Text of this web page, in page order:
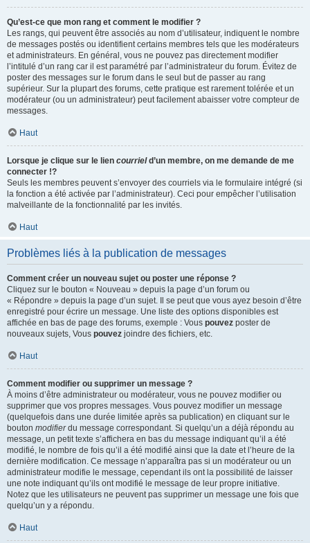
Qu’est-ce que mon rang et comment le modifier ?
Les rangs, qui peuvent être associés au nom d’utilisateur, indiquent le nombre
de messages postés ou identifient certains membres tels que les modérateurs
et administrateurs. En général, vous ne pouvez pas directement modifier
l’intitulé d’un rang car il est paramétré par l’administrateur du forum. Évitez de
poster des messages sur le forum dans le seul but de passer au rang
supérieur. Sur la plupart des forums, cette pratique est rarement tolérée et un
modérateur (ou un administrateur) peut facilement abaisser votre compteur de
messages.
Haut
Lorsque je clique sur le lien courrield’un membre, on me demande de me
connecter !?
Seuls les membres peuvent s’envoyer des courriels via le formulaire intégré (si
la fonction a été activée par l’administrateur). Ceci pour empêcher l’utilisation
malveillante de la fonctionnalité par les invités.
Haut
Problèmes liés à la publication de messages
Comment créer un nouveau sujet ou poster une réponse ?
Cliquez sur le bouton « Nouveau » depuis la page d’un forum ou
« Répondre » depuis la page d’un sujet. Il se peut que vous ayez besoin d’être
enregistré pour écrire un message. Une liste des options disponibles est
affichée en bas de page des forums, exemple : Vous pouvez poster de
nouveaux sujets, Vous pouvez joindre des fichiers, etc.
Haut
Comment modifier ou supprimer un message ?
À moins d’être administrateur ou modérateur, vous ne pouvez modifier ou
supprimer que vos propres messages. Vous pouvez modifier un message
(quelquefois dans une durée limitée après sa publication) en cliquant sur le
bouton modifierdu message correspondant. Si quelqu’un a déjà répondu au
message, un petit texte s’affichera en bas du message indiquant qu’il a été
modifié, le nombre de fois qu’il a été modifié ainsi que la date et l’heure de la
dernière modification. Ce message n’apparaîtra pas si un modérateur ou un
administrateur modifie le message, cependant ils ont la possibilité de laisser
une note indiquant qu’ils ont modifié le message de leur propre initiative.
Notez que les utilisateurs ne peuvent pas supprimer un message une fois que
quelqu’un y a répondu.
Haut